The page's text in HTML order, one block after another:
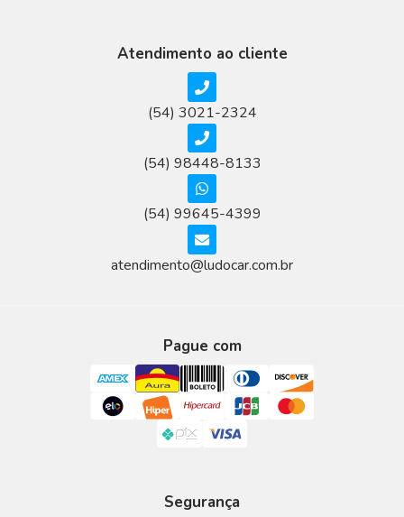
Atendimento ao cliente
(54) 3021-2324
(54) 98448-8133
(54) 99645-4399
atendimento@ludocar.com.br
Pague com
Segurança